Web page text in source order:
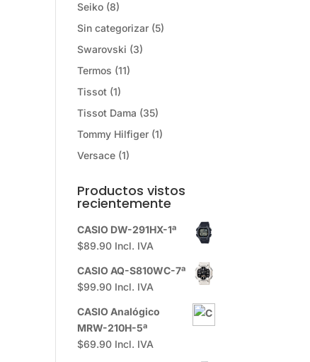
Seiko (8)
Sin categorizar (5)
Swarovski (3)
Termos (11)
Tissot (1)
Tissot Dama (35)
Tommy Hilfiger (1)
Versace (1)
Productos vistos
recientemente
CASIO DW-291HX-1ª
$89.90 Incl. IVA
CASIO AQ-S810WC-7ª
$99.90 Incl. IVA
CASIO Analógico
MRW-210H-5ª
$69.90 Incl. IVA